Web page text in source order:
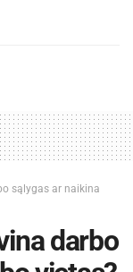
sąlygas ar naikina
darbo